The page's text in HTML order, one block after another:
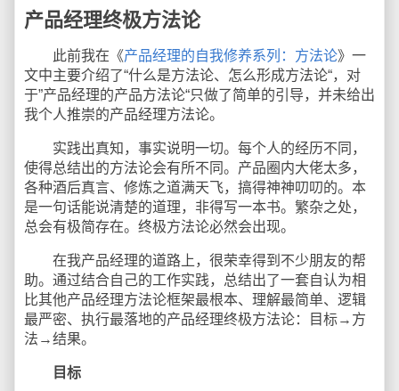
产品经理终极方法论
此前我在《产品经理的自我修养系列：方法论》一
文中主要介绍了“什么是方法论、怎么形成方法论“，对
于”产品经理的产品方法论“只做了简单的引导，并未给出
我个人推崇的产品经理方法论。
实践出真知，事实说明一切。每个人的经历不同，
使得总结出的方法论会有所不同。产品圈内大佬太多，
各种酒后真言、修炼之道满天飞，搞得神神叨叨的。本
是一句话能说清楚的道理，非得写一本书。繁杂之处，
总会有极简存在。终极方法论必然会出现。
在我产品经理的道路上，很荣幸得到不少朋友的帮
助。通过结合自己的工作实践，总结出了一套自认为相
比其他产品经理方法论框架最根本、理解最简单、逻辑
最严密、执行最落地的产品经理终极方法论：目标→方
法→结果。
目标